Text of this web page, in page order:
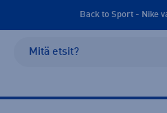
Back to Sport - Nike